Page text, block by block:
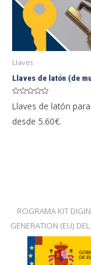
Llaves
Llaves de latón (de
Valorado
con
de
Llaves de latón
desde 5.60€.
ROGRAMA KIT
GENERATION (EU)